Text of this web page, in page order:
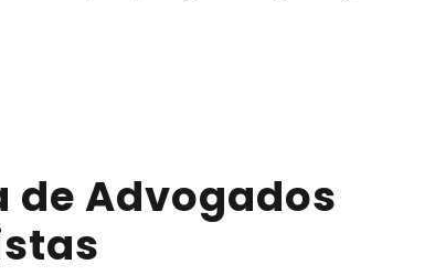
de Advogados